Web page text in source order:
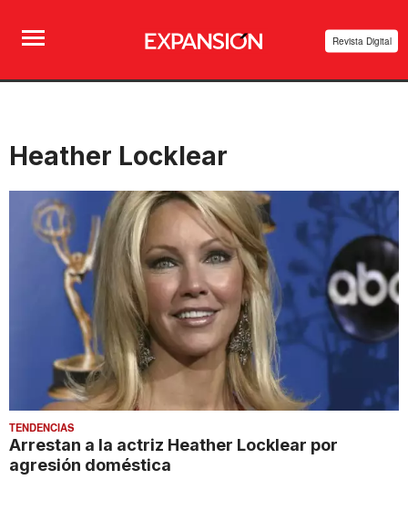
Revista Digital
Heather Locklear
TENDENCIAS
Arrestan a la actriz Heather Locklear por
agresión doméstica